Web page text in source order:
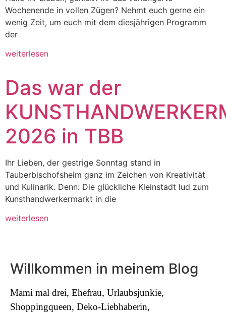
Wochenende in vollen Zügen? Nehmt euch gerne ein
wenig Zeit, um euch mit dem diesjährigen Programm
der
weiterlesen
Das war der
2026 in TBB
Ihr Lieben, der gestrige Sonntag stand in
Tauberbischofsheim ganz im Zeichen von Kreativität
und Kulinarik. Denn: Die glückliche Kleinstadt lud zum
Kunsthandwerkermarkt in die
weiterlesen
Willkommen in meinem Blog
Mami mal drei, Ehefrau, Urlaubsjunkie,
Shoppingqueen, Deko-Liebhaberin,